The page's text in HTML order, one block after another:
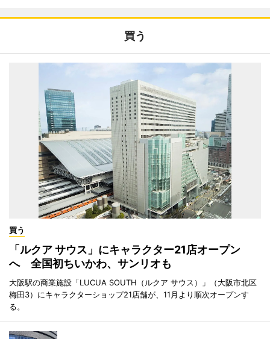
買う
買う
「ルクア サウス」にキャラクター21店オープン
へ 全国初ちいかわ、サンリオも
大阪駅の商業施設「LUCUA SOUTH（ルクア サウス）」（大阪市北区
梅田3）にキャラクターショップ21店舗が、11月より順次オープンす
る。